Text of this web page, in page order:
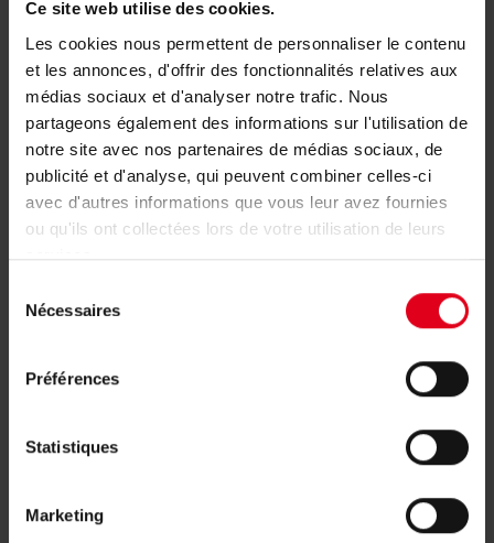
Ce site web utilise des cookies.
Les cookies nous permettent de personnaliser le contenu
et les annonces, d'offrir des fonctionnalités relatives aux
médias sociaux et d'analyser notre trafic. Nous
partageons également des informations sur l'utilisation de
notre site avec nos partenaires de médias sociaux, de
publicité et d'analyse, qui peuvent combiner celles-ci
avec d'autres informations que vous leur avez fournies
ou qu'ils ont collectées lors de votre utilisation de leurs
services.
Nécessaires
Préférences
Statistiques
Marketing
GK CLASSIC